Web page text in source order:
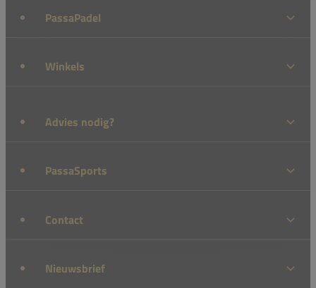
PassaPadel
Winkels
Advies nodig?
PassaSports
Contact
Nieuwsbrief